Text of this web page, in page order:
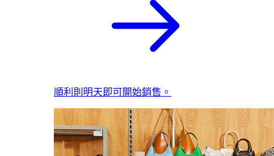
順利則明天即可開始銷售。